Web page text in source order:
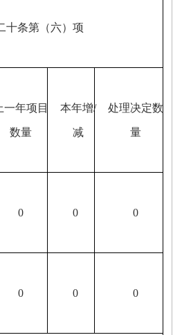
十条第（六）项
一年项目
数量
本年增/
减
处理决定数
量
0 0 0
0 0 0